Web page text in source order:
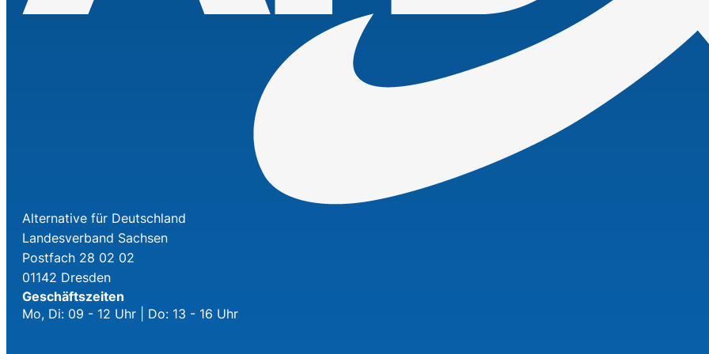
Alternative für Deutschland
Landesverband Sachsen
Postfach 28 02 02
01142 Dresden
Geschäftszeiten
Mo, Di: 09 - 12 Uhr | Do: 13 - 16 Uhr